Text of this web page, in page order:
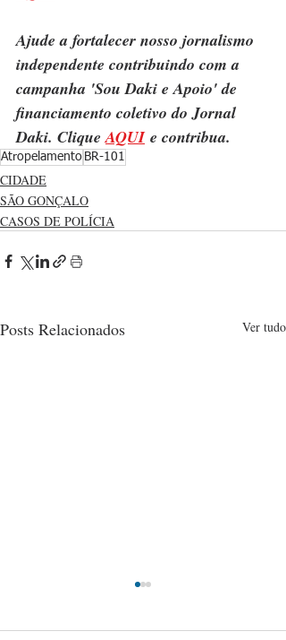
Ajude a fortalecer nosso jornalismo
independente contribuindo com a
campanha 'Sou Daki e Apoio' de
financiamento coletivo do Jornal
Daki. Clique AQUI e contribua.
Atropelamento BR-101
CIDADE
SÃO GONÇALO
CASOS DE POLÍCIA
Posts Relacionados Ver tudo